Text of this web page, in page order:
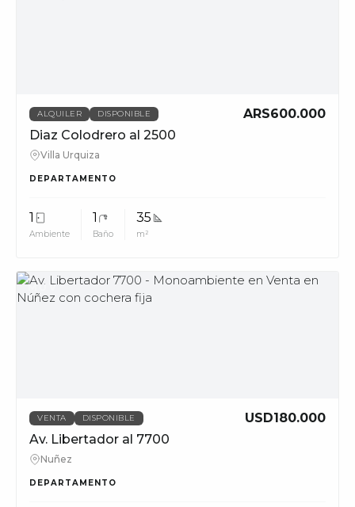
ALQUILER DISPONIBLE
ARS600.000
Diaz Colodrero al 2500
Villa Urquiza
DEPARTAMENTO
1
Ambiente
1
Baño
35
m²
MUV
VENTA DISPONIBLE
USD180.000
Av. Libertador al 7700
Nuñez
DEPARTAMENTO